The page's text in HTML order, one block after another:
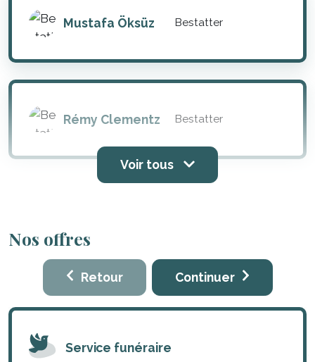
Mustafa Öksüz Bestatter
Rémy Clementz Bestatter
Voir tous
Nos offres
Retour Continuer
Service funéraire